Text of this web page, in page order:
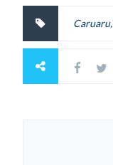
Caruaru,